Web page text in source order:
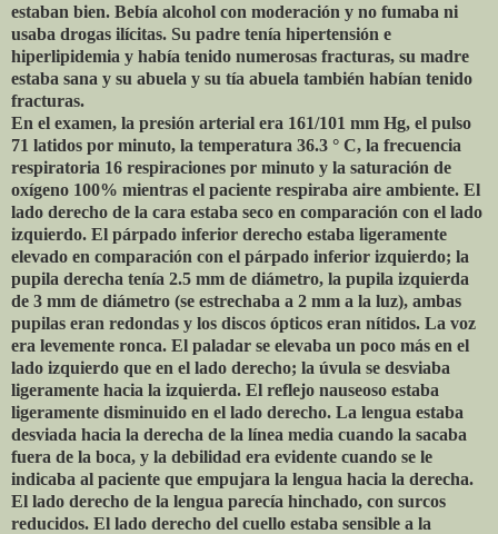
estaban bien. Bebía alcohol con moderación y no fumaba ni
usaba drogas ilícitas. Su padre tenía hipertensión e
hiperlipidemia y había tenido numerosas fracturas, su madre
estaba sana y su abuela y su tía abuela también habían tenido
fracturas.
En el examen, la presión arterial era 161/101 mm Hg, el pulso
71 latidos por minuto, la temperatura 36.3 ° C, la frecuencia
respiratoria 16 respiraciones por minuto y la saturación de
oxígeno 100% mientras el paciente respiraba aire ambiente. El
lado derecho de la cara estaba seco en comparación con el lado
izquierdo. El párpado inferior derecho estaba ligeramente
elevado en comparación con el párpado inferior izquierdo; la
pupila derecha tenía 2.5 mm de diámetro, la pupila izquierda
de 3 mm de diámetro (se estrechaba a 2 mm a la luz), ambas
pupilas eran redondas y los discos ópticos eran nítidos. La voz
era levemente ronca. El paladar se elevaba un poco más en el
lado izquierdo que en el lado derecho; la úvula se desviaba
ligeramente hacia la izquierda. El reflejo nauseoso estaba
ligeramente disminuido en el lado derecho. La lengua estaba
desviada hacia la derecha de la línea media cuando la sacaba
fuera de la boca, y la debilidad era evidente cuando se le
indicaba al paciente que empujara la lengua hacia la derecha.
El lado derecho de la lengua parecía hinchado, con surcos
reducidos. El lado derecho del cuello estaba sensible a la